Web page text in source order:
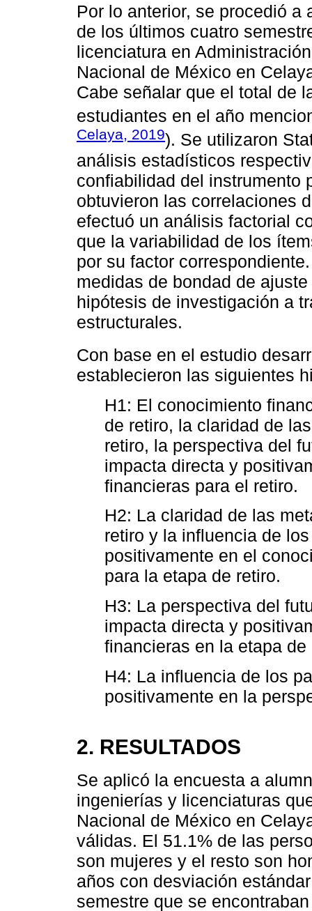
Por lo anterior, se procedió
de los últimos cuatro
licenciatura en
Nacional de México en
Cabe señalar que el total de
estudiantes en el año
Celaya, 2019). Se utilizaron
análisis estadísticos
confiabilidad del instrumento
obtuvieron las correlaciones
efectuó un análisis factorial
que la variabilidad de los
por su factor
medidas de bondad de
hipótesis de investigación a
estructurales.
Con base en el estudio
establecieron las siguientes
H1: El conocimiento
de retiro, la claridad de
retiro, la perspectiva del
impacta directa y
financieras para el retiro.
H2: La claridad de las
retiro y la influencia de
positivamente en el
para la etapa de retiro.
H3: La perspectiva del
impacta directa y
financieras en la etapa de
H4: La influencia de los
positivamente en la
2. RESULTADOS
Se aplicó la encuesta a
ingenierías y licenciaturas
Nacional de México en
válidas. El 51.1% de las
son mujeres y el resto son
años con desviación
semestre que se